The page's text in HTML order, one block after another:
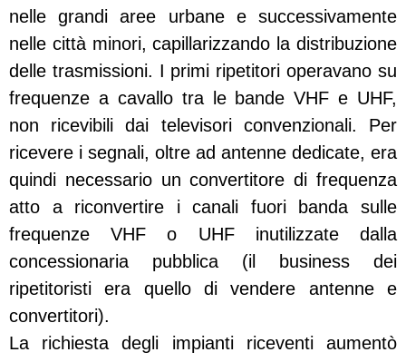
nelle grandi aree urbane e successivamente
nelle città minori, capillarizzando la distribuzione
delle trasmissioni. I primi ripetitori operavano su
frequenze a cavallo tra le bande VHF e UHF,
non ricevibili dai televisori convenzionali. Per
ricevere i segnali, oltre ad antenne dedicate, era
quindi necessario un convertitore di frequenza
atto a riconvertire i canali fuori banda sulle
frequenze VHF o UHF inutilizzate dalla
concessionaria pubblica (il business dei
ripetitoristi era quello di vendere antenne e
convertitori).
La richiesta degli impianti riceventi aumentò